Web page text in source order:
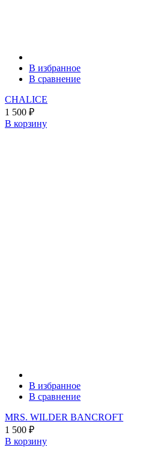
В избранное
В сравнение
CHALICE
1 500 ₽
В корзину
В избранное
В сравнение
MRS. WILDER BANCROFT
1 500 ₽
В корзину